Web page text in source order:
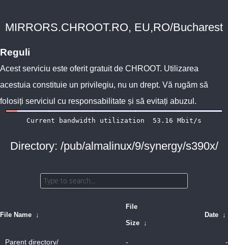
MIRRORS.CHROOT.RO, EU,RO/Bucharest
Reguli
Acest serviciu este oferit gratuit de CHROOT. Utilizarea
acestuia constituie un privilegiu, nu un drept. Vă rugăm să
folosiți serviciul cu responsabilitate și să evitați abuzul.
Directory: /pub/almalinux/9/synergy/s390x/
File Name ↓
File
Size ↓
Date ↓
Parent directory/ - -